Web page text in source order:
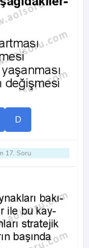
D
17. Soru